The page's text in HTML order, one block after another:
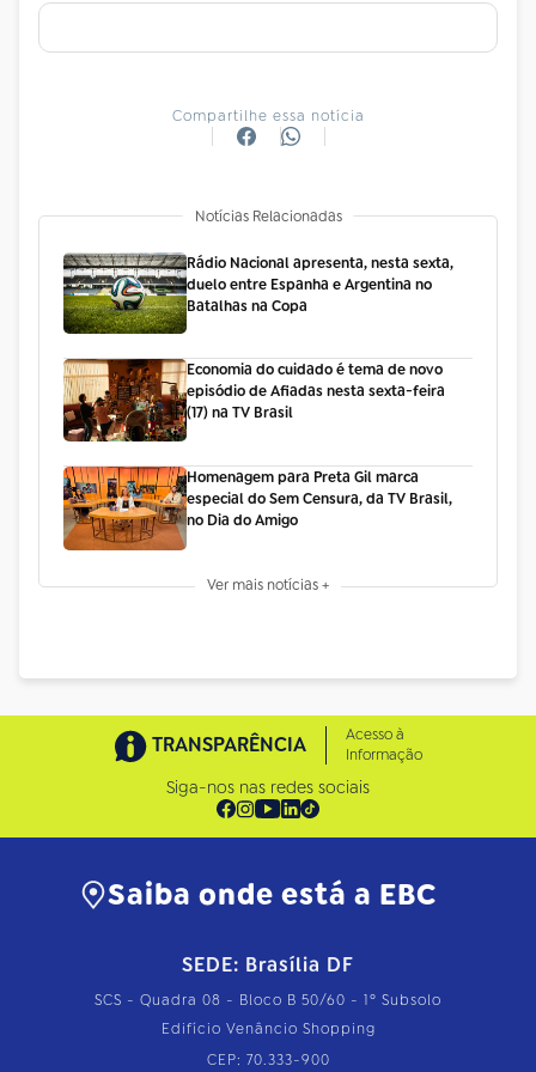
Compartilhe essa notícia
Notícias Relacionadas
Rádio Nacional apresenta, nesta sexta,
duelo entre Espanha e Argentina no
Batalhas na Copa
Economia do cuidado é tema de novo
episódio de Afiadas nesta sexta-feira
(17) na TV Brasil
Homenagem para Preta Gil marca
especial do Sem Censura, da TV Brasil,
no Dia do Amigo
Ver mais notícias +
TRANSPARÊNCIA
Acesso à
Informação
Siga-nos nas redes sociais
Saiba onde está a EBC
SEDE: Brasília DF
SCS - Quadra 08 - Bloco B 50/60 - 1º Subsolo
Edifício Venâncio Shopping
CEP: 70.333-900